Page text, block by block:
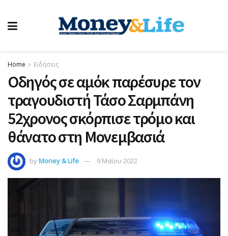
Home Ειδήσεις
Οδηγός σε αμόκ παρέσυρε τον
τραγουδιστή Τάσο Σαρμπάνη
52χρονος σκόρπισε τρόμο και
θάνατο στη Μονεμβασιά
byMoney & Life 9 Μαΐου 2022